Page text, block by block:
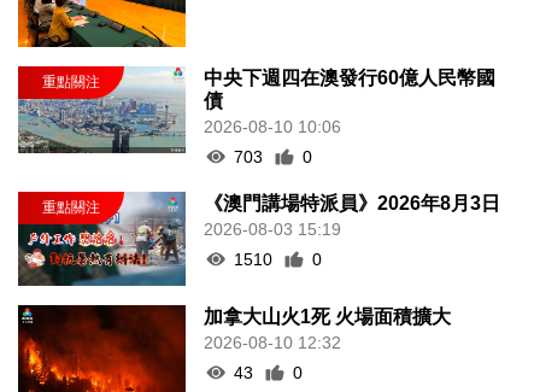
中央下週四在澳發行60億人民幣國
債
2026-08-10 10:06
703
0
《澳門講場特派員》2026年8月3日
2026-08-03 15:19
1510
0
加拿大山火1死 火場面積擴大
2026-08-10 12:32
43
0